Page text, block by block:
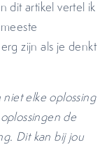
dit artikel vertel ik
zijn als je denkt
elke oplossing
de
Dit kan bij jou